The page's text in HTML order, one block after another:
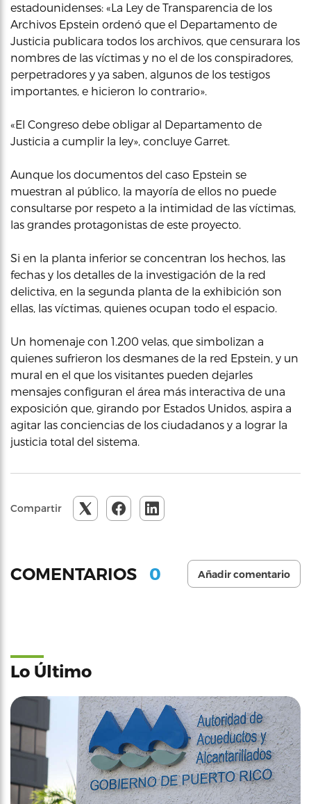
estadounidenses: «La Ley de Transparencia de los
Archivos Epstein ordenó que el Departamento de
Justicia publicara todos los archivos, que censurara los
nombres de las víctimas y no el de los conspiradores,
perpetradores y ya saben, algunos de los testigos
importantes, e hicieron lo contrario».
«El Congreso debe obligar al Departamento de
Justicia a cumplir la ley», concluye Garret.
Aunque los documentos del caso Epstein se
muestran al público, la mayoría de ellos no puede
consultarse por respeto a la intimidad de las víctimas,
las grandes protagonistas de este proyecto.
Si en la planta inferior se concentran los hechos, las
fechas y los detalles de la investigación de la red
delictiva, en la segunda planta de la exhibición son
ellas, las víctimas, quienes ocupan todo el espacio.
Un homenaje con 1.200 velas, que simbolizan a
quienes sufrieron los desmanes de la red Epstein, y un
mural en el que los visitantes pueden dejarles
mensajes configuran el área más interactiva de una
exposición que, girando por Estados Unidos, aspira a
agitar las conciencias de los ciudadanos y a lograr la
justicia total del sistema.
Compartir
COMENTARIOS 0 Añadir comentario
Lo Último